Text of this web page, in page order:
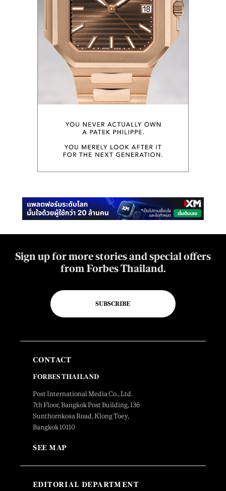
Sign up for more stories and special offers
from Forbes Thailand.
SUBSCRIBE
CONTACT
FORBES THAILAND
Post International Media Co., Ltd.
7th Floor, Bangkok Post Building, 136
Sunthornkosa Road, Klong Toey,
Bangkok 10110
SEE MAP
EDITORIAL DEPARTMENT